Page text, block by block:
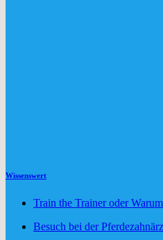
Wissenswert
Train the Trainer oder
Besuch bei der